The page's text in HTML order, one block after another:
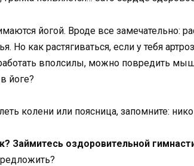
йогой. Вроде все замечательно:
Но как растягиваться, если у тебя
вполсилы, можно повредить
йоге?
Займитесь оздоровительной